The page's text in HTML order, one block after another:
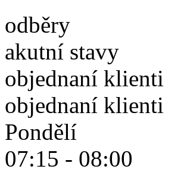
odběry
akutní stavy
objednaní klienti
objednaní klienti
Pondělí
07:15 - 08:00